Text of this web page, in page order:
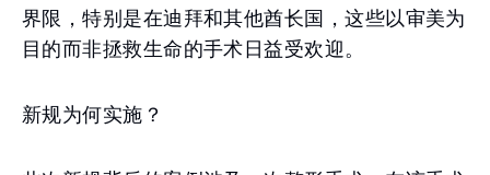
界限，特别是在迪拜和其他酋长国，这些以审美为
目的而非拯救生命的手术日益受欢迎。
新规为何实施？